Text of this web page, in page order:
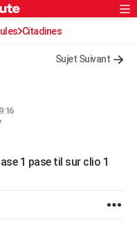
Citadines
Sujet Suivant
1 pase til sur clio 1